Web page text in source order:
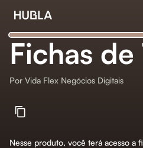
Fichas
Por Vida Flex Negócios Digitais
Nesse produto, você terá acesso a